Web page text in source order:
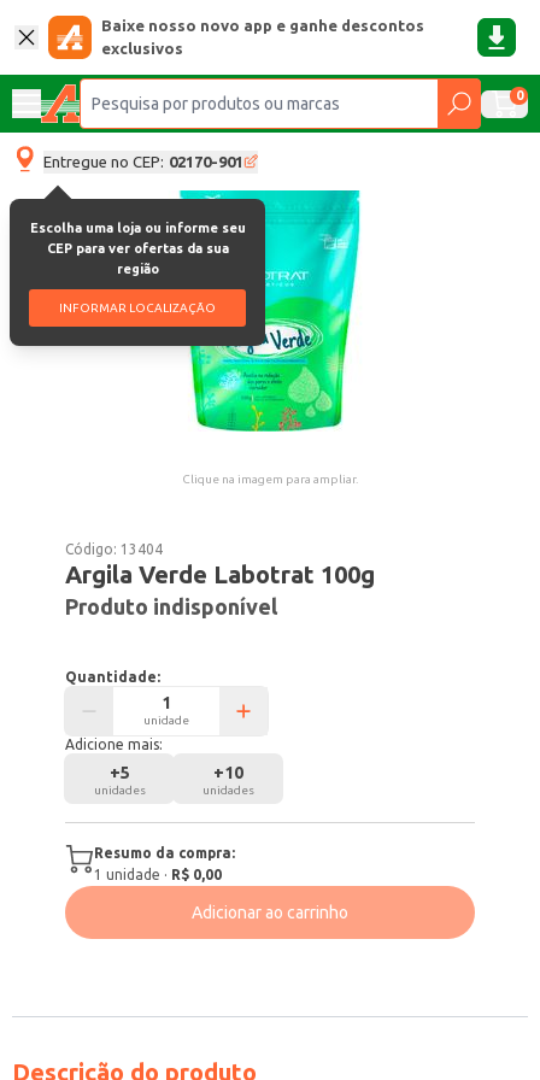
Baixe nosso novo app e ganhe descontos
exclusivos
0
Entregue no CEP: 02170-901
Escolha uma loja ou informe seu
CEP para ver ofertas da sua
região
INFORMAR LOCALIZAÇÃO
Clique na imagem para ampliar.
Código: 13404
Argila Verde Labotrat 100g
Produto indisponível
Quantidade:
unidade
Adicione mais:
+5
unidades
+10
unidades
Resumo da compra:
1 unidade · R$ 0,00
Adicionar ao carrinho
Descrição do produto